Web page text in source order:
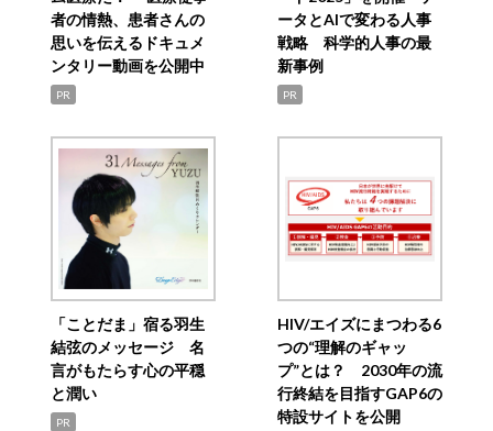
者の情熱、患者さんの
思いを伝えるドキュメ
ンタリー動画を公開中
PR
ータとAIで変わる人事
戦略 科学的人事の最
新事例
PR
「ことだま」宿る羽生
結弦のメッセージ 名
言がもたらす心の平穏
と潤い
PR
HIV/エイズにまつわる6
つの“理解のギャッ
プ”とは？ 2030年の流
行終結を目指すGAP6の
特設サイトを公開